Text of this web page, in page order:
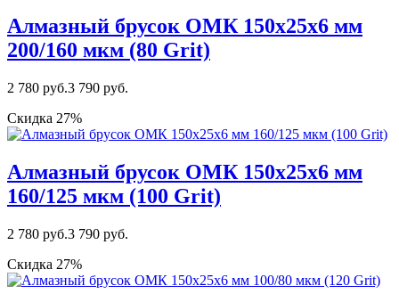
Алмазный брусок ОМК 150х25х6 мм
200/160 мкм (80 Grit)
2 780 руб.3 790 руб.
Скидка 27%
Алмазный брусок ОМК 150х25х6 мм
160/125 мкм (100 Grit)
2 780 руб.3 790 руб.
Скидка 27%